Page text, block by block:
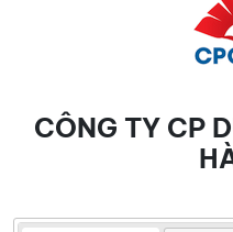
CÔNG TY CP